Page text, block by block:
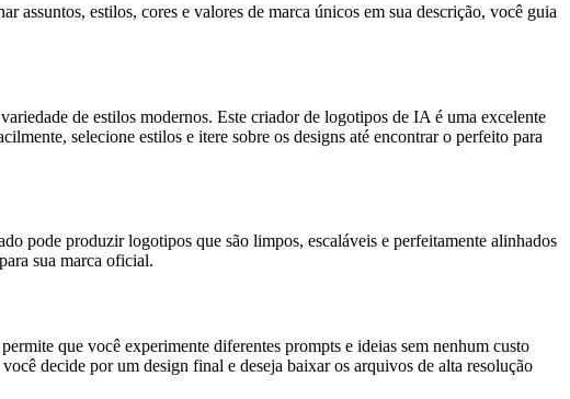
estilos, cores e valores de marca únicos em sua descrição, você guia
de estilos modernos. Este criador de logotipos de IA é uma excelente
selecione estilos e itere sobre os designs até encontrar o perfeito para
pode produzir logotipos que são limpos, escaláveis e perfeitamente alinhados
sua marca oficial.
que você experimente diferentes prompts e ideias sem nenhum custo
decide por um design final e deseja baixar os arquivos de alta resolução